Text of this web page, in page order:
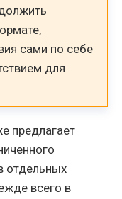
сами по себе
для
предлагает
отдельных
всего в